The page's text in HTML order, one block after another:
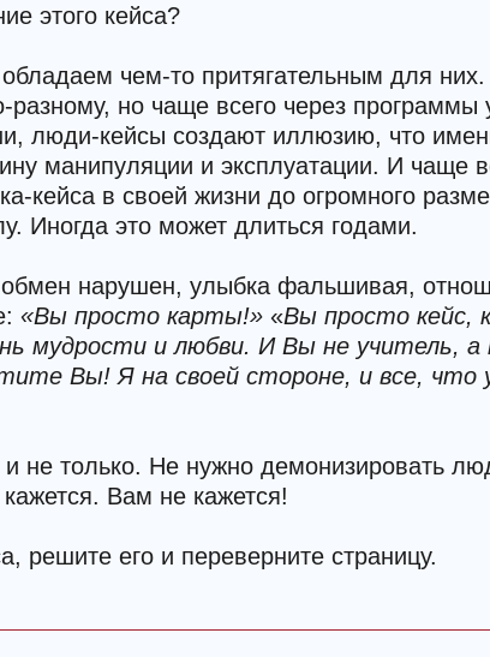
этого кейса?
чем-то притягательным для
но чаще всего через
люди-кейсы создают иллюзию, что
манипуляции и эксплуатации. И чаще
кейса в своей жизни до огромного
Иногда это может длиться годами.
нарушен, улыбка фальшивая,
«Вы просто карты!» «Вы просто кейс,
мудрости и любви. И Вы не учитель, а
Вы! Я на своей стороне, и все,
не только. Не нужно демонизировать
Вам не кажется!
решите его и переверните страницу.